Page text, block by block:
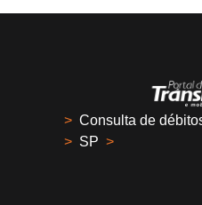
> Consulta de
> SP >